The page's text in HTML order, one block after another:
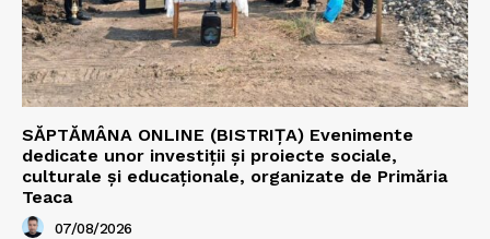
SĂPTĂMÂNA ONLINE (BISTRIȚA) Evenimente
dedicate unor investiții și proiecte sociale,
culturale și educaționale, organizate de Primăria
Teaca
07/08/2026